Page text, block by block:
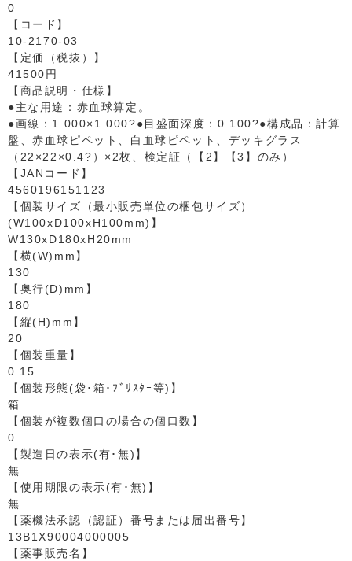
0
【コード】
10-2170-03
【定価（税抜）】
41500円
【商品説明・仕様】
●主な用途：赤血球算定。
●画線：1.000×1.000?●目盛面深度：0.100?●構成品：計算
盤、赤血球ピペット、白血球ピペット、デッキグラス
（22×22×0.4?）×2枚、検定証（【2】【3】のみ）
【JANコード】
4560196151123
【個装サイズ（最小販売単位の梱包サイズ）
(W100xD100xH100mm)】
W130xD180xH20mm
【横(W)mm】
130
【奥行(D)mm】
180
【縦(H)mm】
20
【個装重量】
0.15
【個装形態(袋･箱･ﾌﾞﾘｽﾀｰ等)】
箱
【個装が複数個口の場合の個口数】
0
【製造日の表示(有･無)】
無
【使用期限の表示(有･無)】
無
【薬機法承認（認証）番号または届出番号】
13B1X90004000005
【薬事販売名】